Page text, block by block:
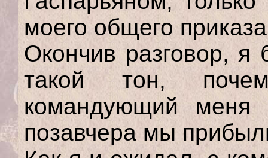
моего общего
Окончив разговор,
такой тон,
командующий меня
позавчера мы